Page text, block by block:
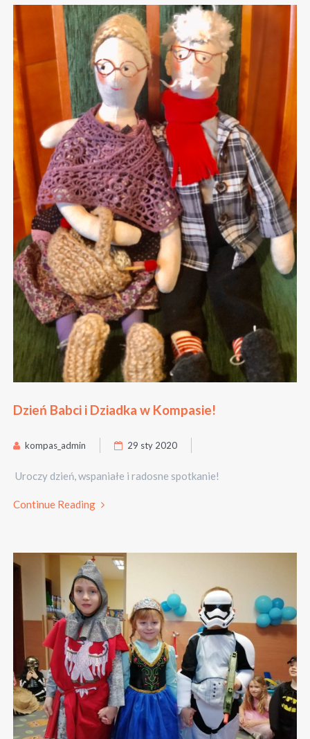
Dzień Babci i Dziadka w Kompasie!
kompas_admin 29 sty 2020
Uroczy dzień, wspaniałe i radosne spotkanie!
Continue Reading